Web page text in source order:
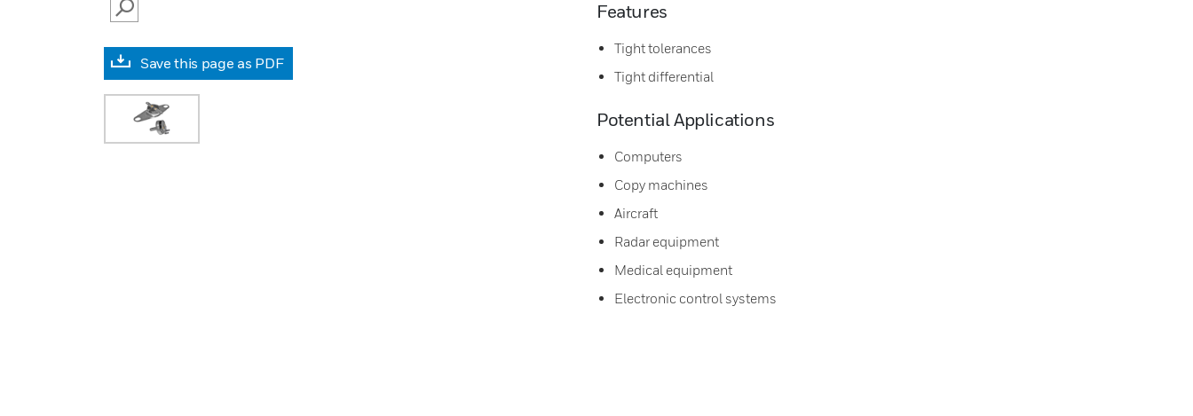
SEARCH
Save this page as PDF
Features
Tight tolerances
Tight differential
Potential Applications
Computers
Copy machines
Aircraft
Radar equipment
Medical equipment
Electronic control systems